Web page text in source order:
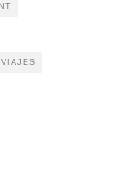
VIAJES